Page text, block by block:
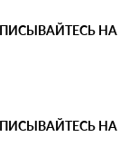
НА
НА